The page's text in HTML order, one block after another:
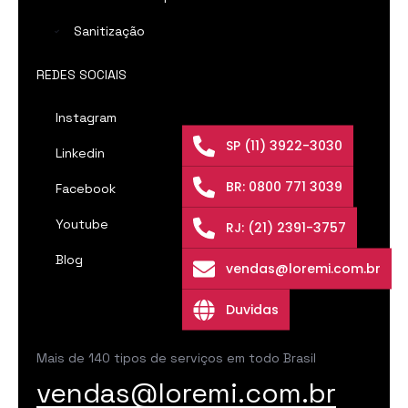
Sanitização
REDES SOCIAIS
Instagram
Linkedin
Facebook
Youtube
Blog
Mais de 140 tipos de serviços em todo Brasil
vendas@loremi.com.br
SP (11) 3922-3030
BR: 0800 771 3039
RJ: (21) 2391-3757
vendas@loremi.com.br
Duvidas